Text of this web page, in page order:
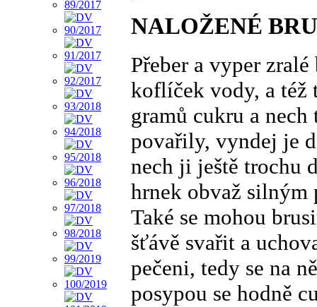
NALOŽENÉ
Přeber a vyper
koflíček vody, a též
gramů cukru a
povařily, vyndej je
nech ji ještě trochu
hrnek obvaž silným
Také se mohou
šťávě svařit a
pečeni, tedy se na
posypou se hodně